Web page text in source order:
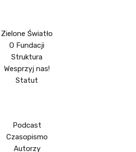
Zielone Światło
O Fundacji
Struktura
Wesprzyj nas!
Statut
Podcast
Czasopismo
Autorzy